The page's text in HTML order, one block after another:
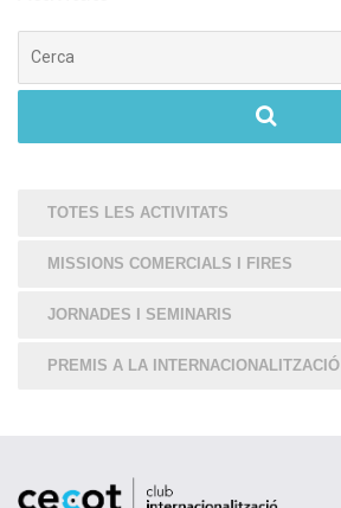
TOTES LES ACTIVITATS
MISSIONS COMERCIALS I FIRES
JORNADES I SEMINARIS
PREMIS A LA INTERNACIONALITZACIÓ